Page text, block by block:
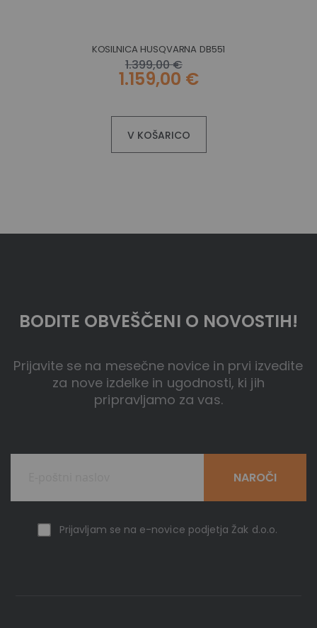
KOSILNICA HUSQVARNA DB551
1.399,00 €
1.159,00 €
V KOŠARICO
BODITE OBVEŠČENI O NOVOSTIH!
Prijavite se na mesečne novice in prvi izvedite
za nove izdelke in ugodnosti, ki jih
pripravljamo za vas.
Prijavljam se na e-novice podjetja Žak d.o.o.
NAROČI